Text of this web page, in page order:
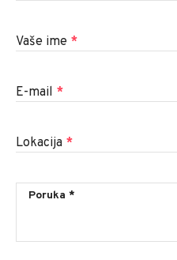
Vaše ime *
E-mail *
Lokacija *